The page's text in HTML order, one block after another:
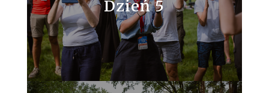
Dzień 5